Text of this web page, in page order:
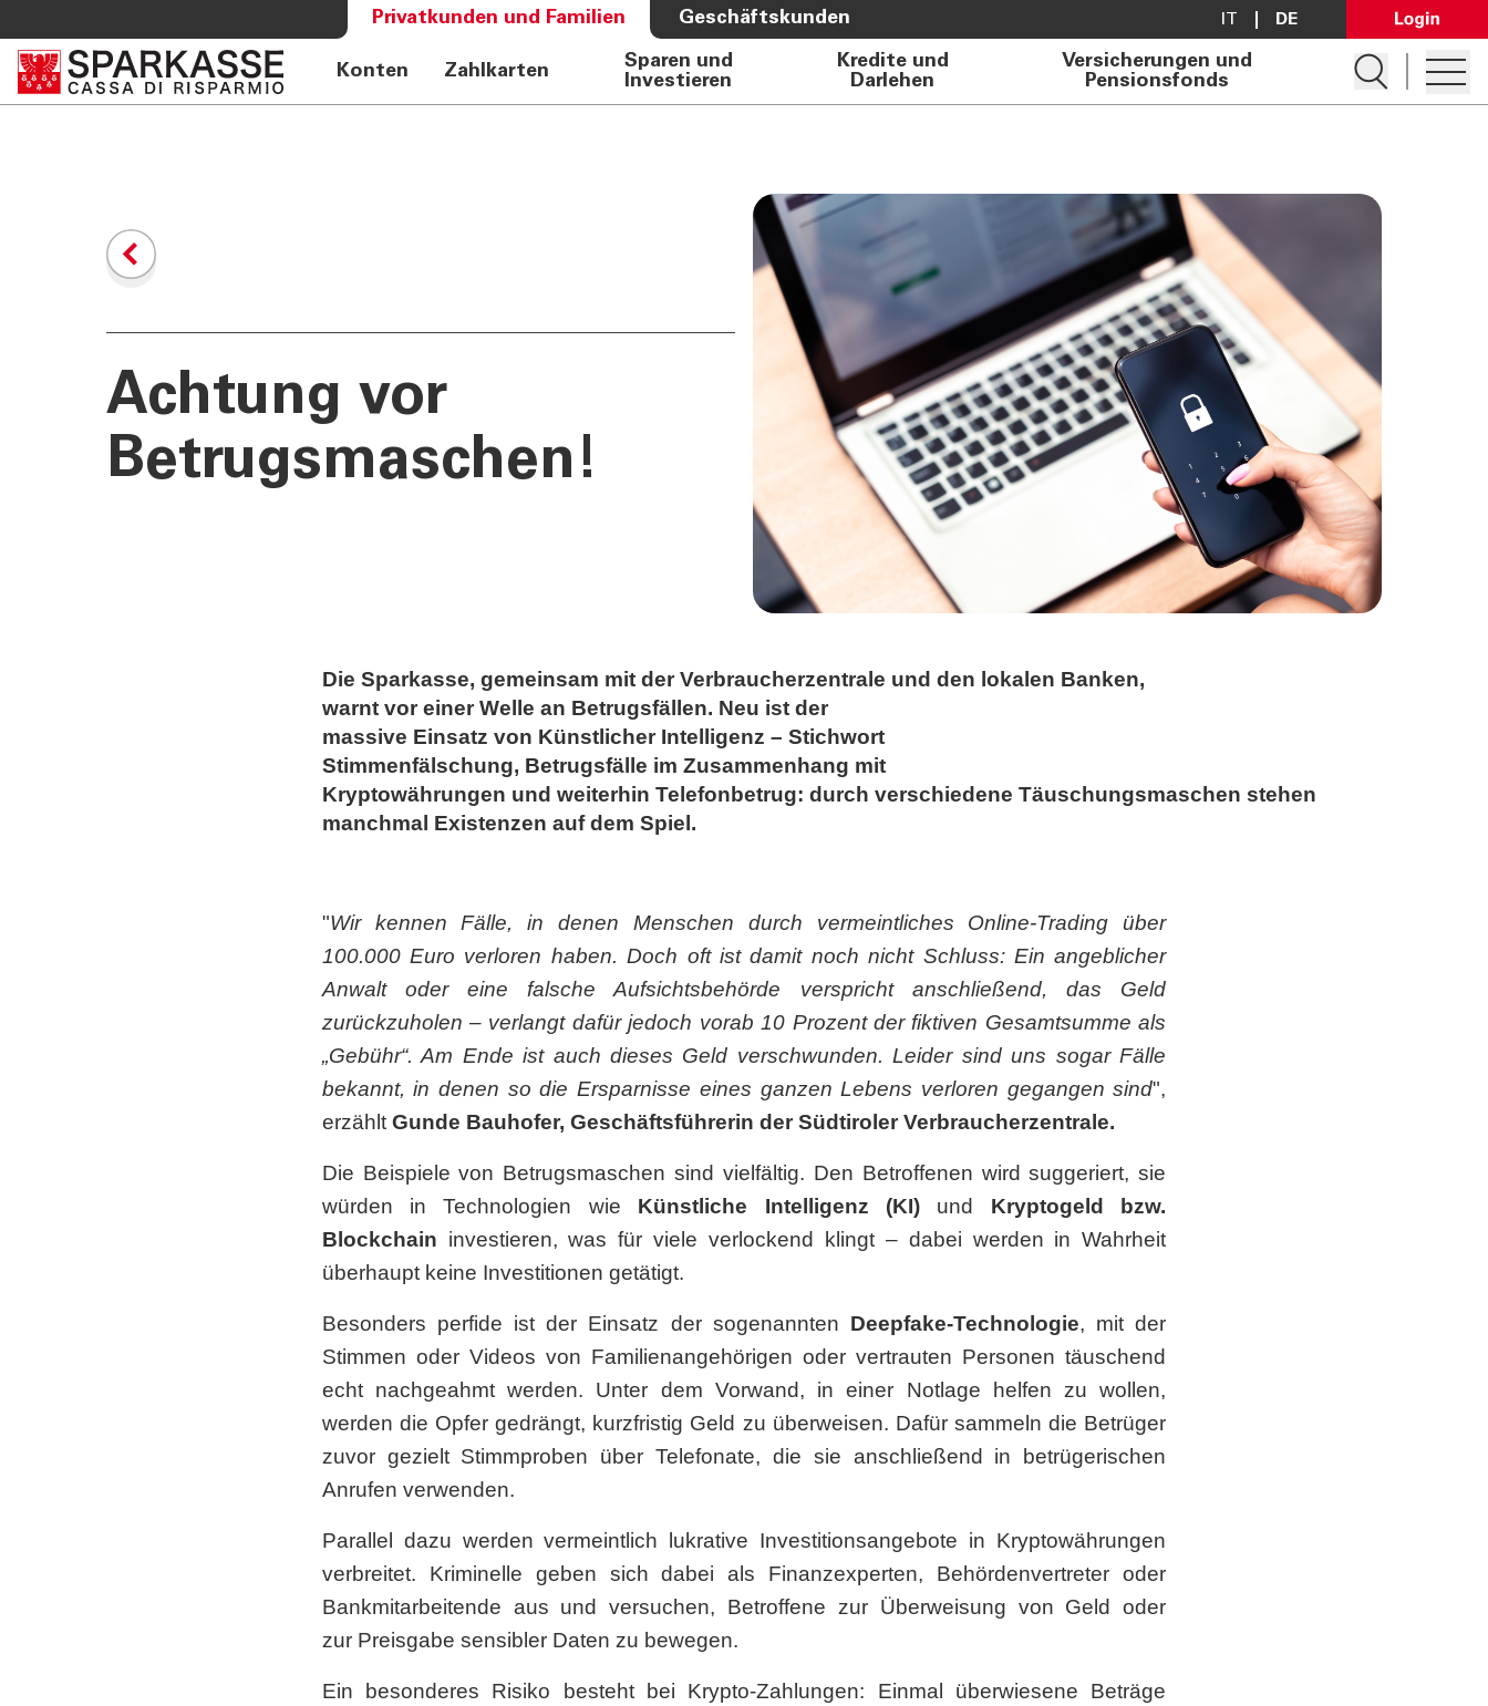
Privatkunden und Familien Geschäftskunden IT DE
Open
Konten Zahlkarten
Sparen und
Investieren
Kredite und
Darlehen
Versicherungen und
Pensionsfonds
Suche öffnen
Online Banking Privatkunden
Fernberatung Meet
Mobile Payments
Jugend - Spark
Governance
Direktion
Investor Relations
Aktionäre
Internal Dealing
Nachhaltigkeit
Darlehen anfragen
Filialsuche
Kontakt
Achtung vor
Betrugsmaschen!
Die Sparkasse, gemeinsam mit der Verbraucherzentrale und den lokalen Banken,
warnt vor einer Welle an Betrugsfällen. Neu ist der
massive Einsatz von Künstlicher Intelligenz – Stichwort
Stimmenfälschung, Betrugsfälle im Zusammenhang mit
Kryptowährungen und weiterhin Telefonbetrug: durch verschiedene Täuschungsmaschen stehen
manchmal Existenzen auf dem Spiel.
"Wir kennen Fälle, in denen Menschen durch vermeintliches Online-Trading über
100.000 Euro verloren haben. Doch oft ist damit noch nicht Schluss: Ein angeblicher
Anwalt oder eine falsche Aufsichtsbehörde verspricht anschließend, das Geld
zurückzuholen – verlangt dafür jedoch vorab 10 Prozent der fiktiven Gesamtsumme als
„Gebühr“. Am Ende ist auch dieses Geld verschwunden. Leider sind uns sogar Fälle
bekannt, in denen so die Ersparnisse eines ganzen Lebens verloren gegangen sind",
erzählt Gunde Bauhofer, Geschäftsführerin der Südtiroler Verbraucherzentrale.
Die Beispiele von Betrugsmaschen sind vielfältig. Den Betroffenen wird suggeriert, sie
würden in Technologien wie Künstliche Intelligenz (KI) und Kryptogeld bzw.
Blockchain investieren, was für viele verlockend klingt – dabei werden in Wahrheit
überhaupt keine Investitionen getätigt.
Besonders perfide ist der Einsatz der sogenannten Deepfake-Technologie, mit der
Stimmen oder Videos von Familienangehörigen oder vertrauten Personen täuschend
echt nachgeahmt werden. Unter dem Vorwand, in einer Notlage helfen zu wollen,
werden die Opfer gedrängt, kurzfristig Geld zu überweisen. Dafür sammeln die Betrüger
zuvor gezielt Stimmproben über Telefonate, die sie anschließend in betrügerischen
Anrufen verwenden.
Parallel dazu werden vermeintlich lukrative Investitionsangebote in Kryptowährungen
verbreitet. Kriminelle geben sich dabei als Finanzexperten, Behördenvertreter oder
Bankmitarbeitende aus und versuchen, Betroffene zur Überweisung von Geld oder
zur Preisgabe sensibler Daten zu bewegen.
Ein besonderes Risiko besteht bei Krypto-Zahlungen: Einmal überwiesene Beträge